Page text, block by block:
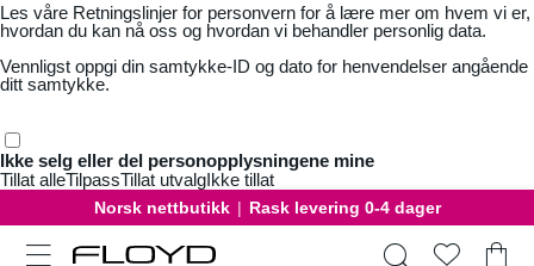
Les våre Retningslinjer for personvern for å lære mer om hvem vi er,
hvordan du kan nå oss og hvordan vi behandler personlig data.
Vennligst oppgi din samtykke-ID og dato for henvendelser angående
ditt samtykke.
Ikke selg eller del personopplysningene mine
Tillat alleTilpassTillat utvalgIkke tillat
Norsk nettbutikk | Rask levering 0-4 dager